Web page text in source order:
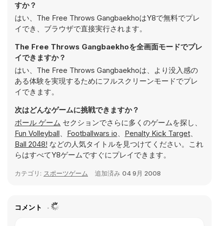
すか？
はい、The Free Throws GangbaekhoはY8で無料でプレ
イでき、ブラウザで直接実行されます。
The Free Throws Gangbaekhoを全画面モードでプレ
イできますか？
はい、The Free Throws Gangbaekhoは、より没入感の
ある体験を実現するためにフルスクリーンモードでプレ
イできます。
次はどんなゲームに挑戦できますか？
ボール ゲーム セクションでさらに多くのゲームを探し、
Fun Volleyball、 Footballwars io、 Penalty Kick Target、
Ball 2048! などの人気タイトルを見つけてください。これ
らはすべてY8ゲームですぐにプレイできます。
カテゴリ: スポーツゲーム 追加済み 04 9月 2008
コメント